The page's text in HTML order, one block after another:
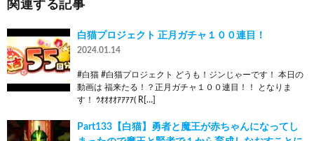
関連する記事
白猫プロジェクト 正月ガチャ１００連目！
2024.01.14
#白猫 #白猫プロジェクト どうも！ジンじゃーです！ 本日の
動画は 福来たる！？正月ガチャ１００連目！！ となりま
す！ ｳｵｵｵｵｱｱｱｱ( R[…]
Part133【白猫】勇者と魔王が赤ちゃんになってし